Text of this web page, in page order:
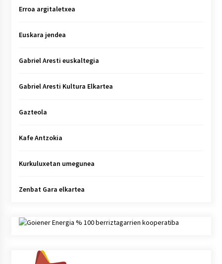
Erroa argitaletxea
Euskara jendea
Gabriel Aresti euskaltegia
Gabriel Aresti Kultura Elkartea
Gazteola
Kafe Antzokia
Kurkuluxetan umegunea
Zenbat Gara elkartea